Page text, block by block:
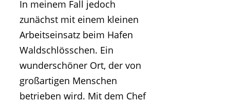
In meinem Fall jedoch
zunächst mit einem kleinen
Arbeitseinsatz beim Hafen
Waldschlösschen. Ein
wunderschöner Ort, der von
großartigen Menschen
betrieben wird. Mit dem Chef